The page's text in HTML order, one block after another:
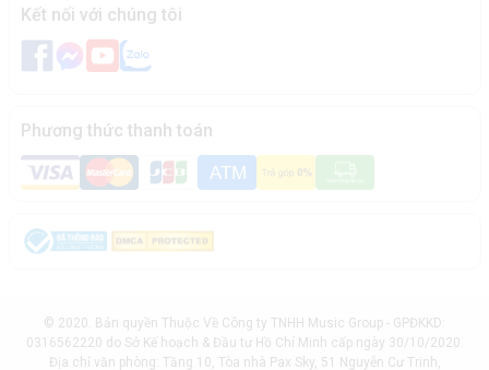
Kết nối với chúng tôi
Phương thức thanh toán
© 2020. Bản quyền Thuộc Về Công ty TNHH Music Group - GPĐKKD:
0316562220 do Sở Kế hoạch & Đầu tư Hồ Chí Minh cấp ngày 30/10/2020.
Địa chỉ văn phòng: Tầng 10, Tòa nhà Pax Sky, 51 Nguyễn Cư Trinh,